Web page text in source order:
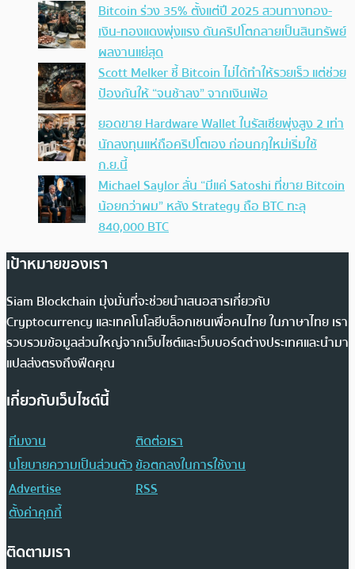
Bitcoin ร่วง 35% ตั้งแต่ปี 2025 สวนทางทอง-
เงิน-ทองแดงพุ่งแรง ดันคริปโตกลายเป็นสินทรัพย์
ผลงานแย่สุด
Scott Melker ชี้ Bitcoin ไม่ได้ทำให้รวยเร็ว แต่ช่วย
ป้องกันให้ “จนช้าลง” จากเงินเฟ้อ
ยอดขาย Hardware Wallet ในรัสเซียพุ่งสูง 2 เท่า
นักลงทุนแห่ถือคริปโตเอง ก่อนกฎใหม่เริ่มใช้
ก.ย.นี้
Michael Saylor ลั่น “มีแค่ Satoshi ที่ขาย Bitcoin
น้อยกว่าผม” หลัง Strategy ถือ BTC ทะลุ
840,000 BTC
เป้าหมายของเรา
Siam Blockchain มุ่งมั่นที่จะช่วยนำเสนอสารเกี่ยวกับ
Cryptocurrency และเทคโนโลยีบล็อกเชนเพื่อคนไทย ในภาษาไทย เรา
รวบรวมข้อมูลส่วนใหญ่จากเว็บไซต์และเว็บบอร์ดต่างประเทศและนำมา
แปลส่งตรงถึงฟีดคุณ
เกี่ยวกับเว็บไซต์นี้
ทีมงาน
ติดต่อเรา
นโยบายความเป็นส่วนตัวข้อตกลงในการใช้งาน
Advertise
RSS
ตั้งค่าคุกกี้
ติดตามเรา